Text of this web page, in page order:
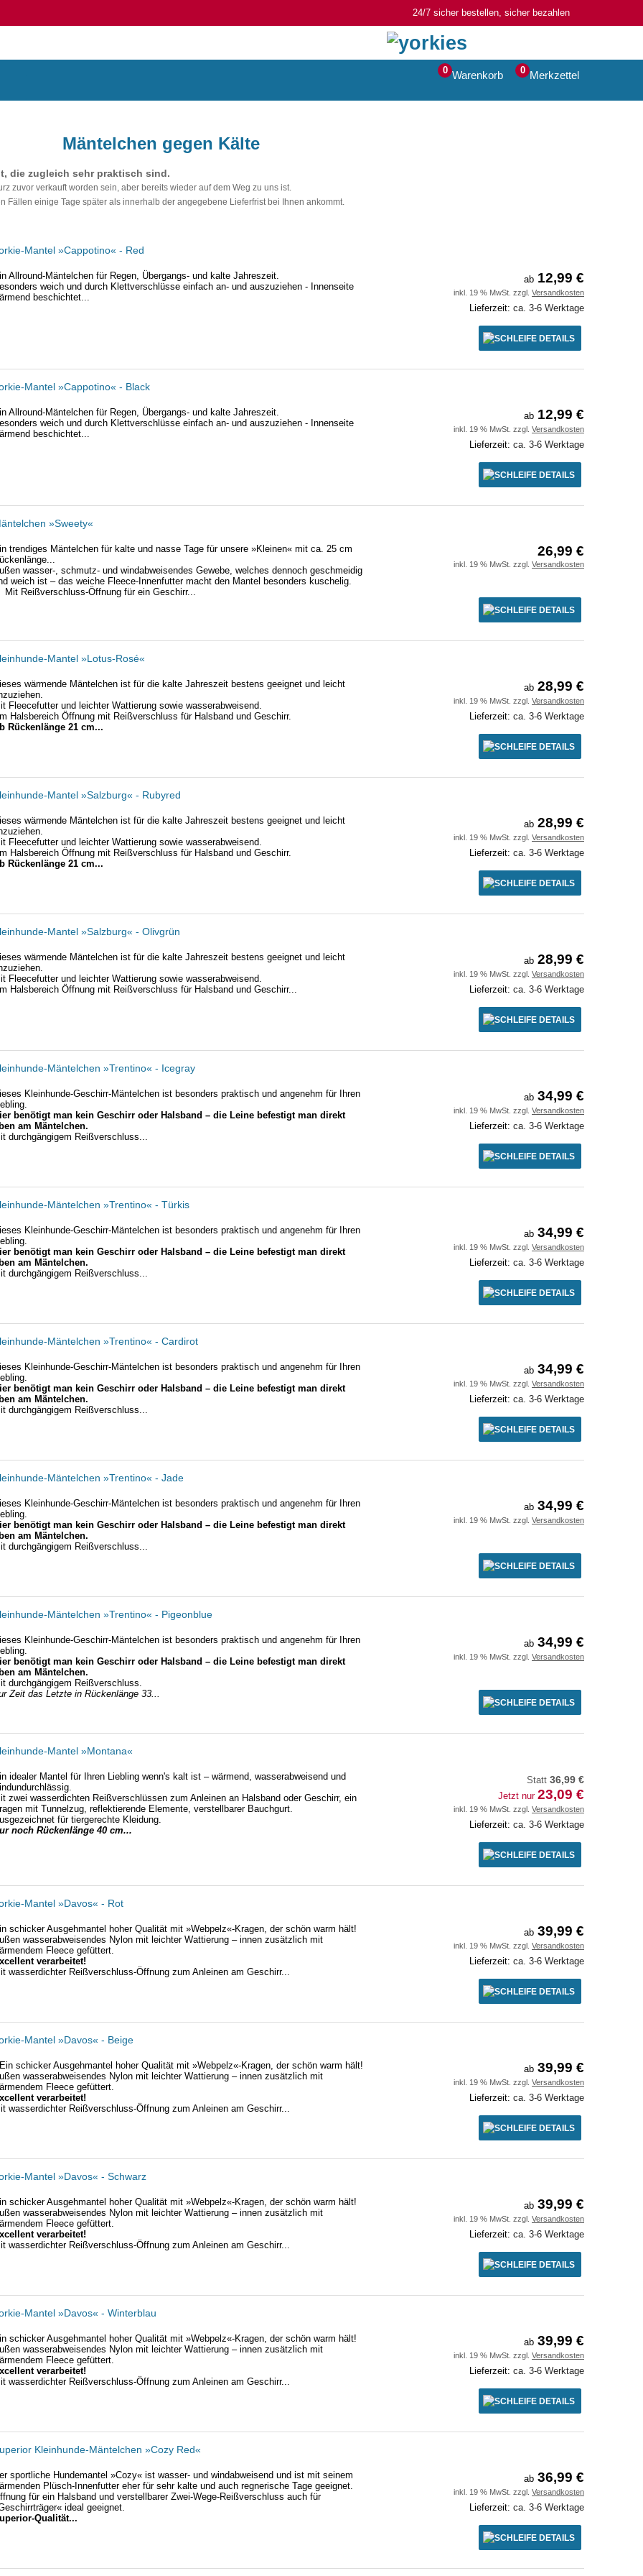
24/7 sicher bestellen, sicher bezahlen
0 Merkzettel
0 Warenkorb
Mäntelchen gegen Kälte
die zugleich sehr praktisch sind.
zuvor verkauft worden sein, aber bereits wieder auf dem Weg zu uns ist.
Fällen einige Tage später als innerhalb der angegebene Lieferfrist bei Ihnen ankommt.
Mantel »Cappotino« - Red
Allround-Mäntelchen für Regen, Übergangs- und kalte Jahreszeit.
weich und durch Klettverschlüsse einfach an- und auszuziehen - Innenseite
beschichtet...
ab 12,99 €
inkl. 19 % MwSt. zzgl. Versandkosten
Lieferzeit: ca. 3-6 Werktage
DETAILS
Mantel »Cappotino« - Black
Allround-Mäntelchen für Regen, Übergangs- und kalte Jahreszeit.
weich und durch Klettverschlüsse einfach an- und auszuziehen - Innenseite
beschichtet...
ab 12,99 €
inkl. 19 % MwSt. zzgl. Versandkosten
Lieferzeit: ca. 3-6 Werktage
DETAILS
»Sweety«
trendiges Mäntelchen für kalte und nasse Tage für unsere »Kleinen« mit ca. 25 cm
wasser-, schmutz- und windabweisendes Gewebe, welches dennoch geschmeidig
weich ist – das weiche Fleece-Innenfutter macht den Mantel besonders kuschelig.
Mit Reißverschluss-Öffnung für ein Geschirr...
26,99 €
inkl. 19 % MwSt. zzgl. Versandkosten
DETAILS
Mantel »Lotus-Rosé«
wärmende Mäntelchen ist für die kalte Jahreszeit bestens geeignet und leicht
Fleecefutter und leichter Wattierung sowie wasserabweisend.
Halsbereich Öffnung mit Reißverschluss für Halsband und Geschirr.
Rückenlänge 21 cm...
ab 28,99 €
inkl. 19 % MwSt. zzgl. Versandkosten
Lieferzeit: ca. 3-6 Werktage
DETAILS
Mantel »Salzburg« - Rubyred
wärmende Mäntelchen ist für die kalte Jahreszeit bestens geeignet und leicht
Fleecefutter und leichter Wattierung sowie wasserabweisend.
Halsbereich Öffnung mit Reißverschluss für Halsband und Geschirr.
Rückenlänge 21 cm...
ab 28,99 €
inkl. 19 % MwSt. zzgl. Versandkosten
Lieferzeit: ca. 3-6 Werktage
DETAILS
Mantel »Salzburg« - Olivgrün
wärmende Mäntelchen ist für die kalte Jahreszeit bestens geeignet und leicht
Fleecefutter und leichter Wattierung sowie wasserabweisend.
Halsbereich Öffnung mit Reißverschluss für Halsband und Geschirr...
ab 28,99 €
inkl. 19 % MwSt. zzgl. Versandkosten
Lieferzeit: ca. 3-6 Werktage
DETAILS
Mäntelchen »Trentino« - Icegray
Kleinhunde-Geschirr-Mäntelchen ist besonders praktisch und angenehm für Ihren
benötigt man kein Geschirr oder Halsband – die Leine befestigt man direkt
am Mäntelchen.
durchgängigem Reißverschluss...
ab 34,99 €
inkl. 19 % MwSt. zzgl. Versandkosten
Lieferzeit: ca. 3-6 Werktage
DETAILS
Mäntelchen »Trentino« - Türkis
Kleinhunde-Geschirr-Mäntelchen ist besonders praktisch und angenehm für Ihren
benötigt man kein Geschirr oder Halsband – die Leine befestigt man direkt
am Mäntelchen.
durchgängigem Reißverschluss...
ab 34,99 €
inkl. 19 % MwSt. zzgl. Versandkosten
Lieferzeit: ca. 3-6 Werktage
DETAILS
Mäntelchen »Trentino« - Cardirot
Kleinhunde-Geschirr-Mäntelchen ist besonders praktisch und angenehm für Ihren
benötigt man kein Geschirr oder Halsband – die Leine befestigt man direkt
am Mäntelchen.
durchgängigem Reißverschluss...
ab 34,99 €
inkl. 19 % MwSt. zzgl. Versandkosten
Lieferzeit: ca. 3-6 Werktage
DETAILS
Mäntelchen »Trentino« - Jade
Kleinhunde-Geschirr-Mäntelchen ist besonders praktisch und angenehm für Ihren
benötigt man kein Geschirr oder Halsband – die Leine befestigt man direkt
am Mäntelchen.
durchgängigem Reißverschluss...
ab 34,99 €
inkl. 19 % MwSt. zzgl. Versandkosten
DETAILS
Mäntelchen »Trentino« - Pigeonblue
Kleinhunde-Geschirr-Mäntelchen ist besonders praktisch und angenehm für Ihren
benötigt man kein Geschirr oder Halsband – die Leine befestigt man direkt
am Mäntelchen.
durchgängigem Reißverschluss.
Zeit das Letzte in Rückenlänge 33...
ab 34,99 €
inkl. 19 % MwSt. zzgl. Versandkosten
DETAILS
Mantel »Montana«
idealer Mantel für Ihren Liebling wenn's kalt ist – wärmend, wasserabweisend und
zwei wasserdichten Reißverschlüssen zum Anleinen an Halsband oder Geschirr, ein
mit Tunnelzug, reflektierende Elemente, verstellbarer Bauchgurt.
für tiergerechte Kleidung.
noch Rückenlänge 40 cm...
Statt 36,99 €
Jetzt nur 23,09 €
inkl. 19 % MwSt. zzgl. Versandkosten
Lieferzeit: ca. 3-6 Werktage
DETAILS
Mantel »Davos« - Rot
schicker Ausgehmantel hoher Qualität mit »Webpelz«-Kragen, der schön warm hält!
wasserabweisendes Nylon mit leichter Wattierung – innen zusätzlich mit
Fleece gefüttert.
verarbeitet!
wasserdichter Reißverschluss-Öffnung zum Anleinen am Geschirr...
ab 39,99 €
inkl. 19 % MwSt. zzgl. Versandkosten
Lieferzeit: ca. 3-6 Werktage
DETAILS
Mantel »Davos« - Beige
schicker Ausgehmantel hoher Qualität mit »Webpelz«-Kragen, der schön warm hält!
wasserabweisendes Nylon mit leichter Wattierung – innen zusätzlich mit
Fleece gefüttert.
verarbeitet!
wasserdichter Reißverschluss-Öffnung zum Anleinen am Geschirr...
ab 39,99 €
inkl. 19 % MwSt. zzgl. Versandkosten
Lieferzeit: ca. 3-6 Werktage
DETAILS
Mantel »Davos« - Schwarz
schicker Ausgehmantel hoher Qualität mit »Webpelz«-Kragen, der schön warm hält!
wasserabweisendes Nylon mit leichter Wattierung – innen zusätzlich mit
Fleece gefüttert.
verarbeitet!
wasserdichter Reißverschluss-Öffnung zum Anleinen am Geschirr...
ab 39,99 €
inkl. 19 % MwSt. zzgl. Versandkosten
Lieferzeit: ca. 3-6 Werktage
DETAILS
Mantel »Davos« - Winterblau
schicker Ausgehmantel hoher Qualität mit »Webpelz«-Kragen, der schön warm hält!
wasserabweisendes Nylon mit leichter Wattierung – innen zusätzlich mit
Fleece gefüttert.
verarbeitet!
wasserdichter Reißverschluss-Öffnung zum Anleinen am Geschirr...
ab 39,99 €
inkl. 19 % MwSt. zzgl. Versandkosten
Lieferzeit: ca. 3-6 Werktage
DETAILS
Kleinhunde-Mäntelchen »Cozy Red«
sportliche Hundemantel »Cozy« ist wasser- und windabweisend und ist mit seinem
Plüsch-Innenfutter eher für sehr kalte und auch regnerische Tage geeignet.
für ein Halsband und verstellbarer Zwei-Wege-Reißverschluss auch für
ideal geeignet.
Qualität...
ab 36,99 €
inkl. 19 % MwSt. zzgl. Versandkosten
Lieferzeit: ca. 3-6 Werktage
DETAILS